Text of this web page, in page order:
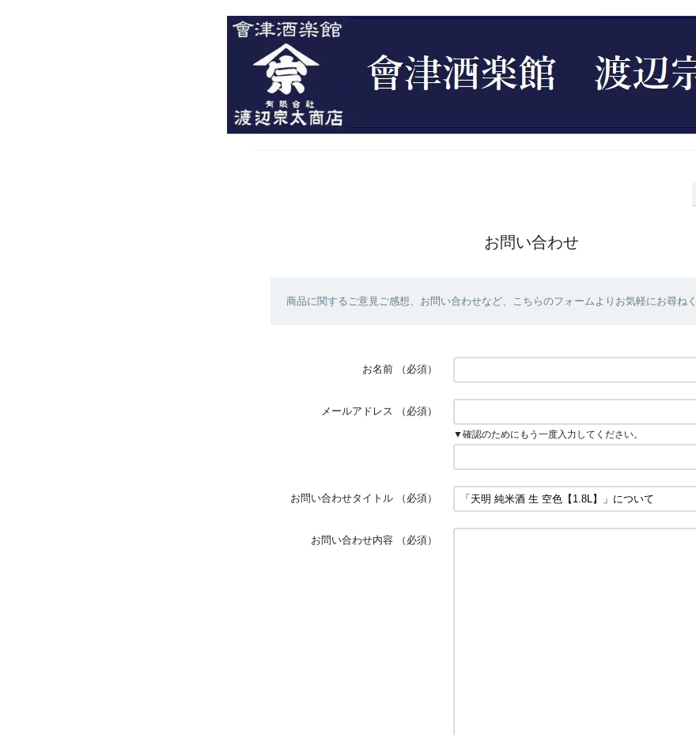
お問い合わせ
商品に関するご意見ご感想、お問い合わせなど、こちらのフォームよりお気軽にお尋ねく
お名前 （必須）
メールアドレス （必須）
▼確認のためにもう一度入力してください。
お問い合わせタイトル （必須）
お問い合わせ内容 （必須）